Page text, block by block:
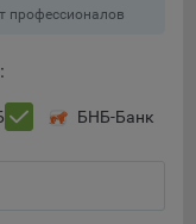
профессионалов
БНБ-Банк